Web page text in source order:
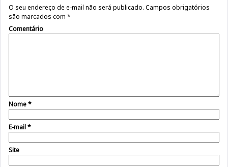
O seu endereço de e-mail não será publicado. Campos obrigatórios
são marcados com *
Comentário
Nome*
E-mail*
Site